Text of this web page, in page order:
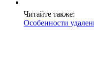
Читайте также:
Особенности